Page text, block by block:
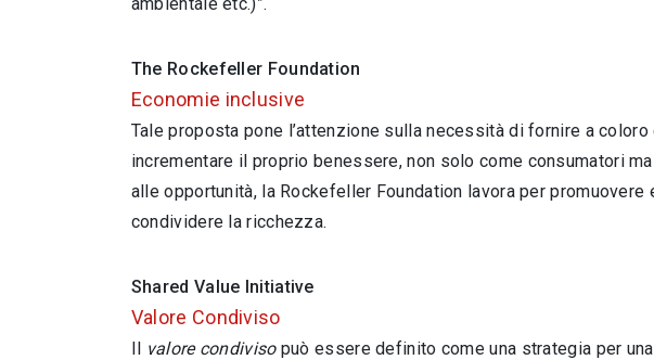
The Rockefeller Foundation
Economie inclusive
Tale proposta pone l’attenzione sulla necessità di fornire a
incrementare il proprio benessere, non solo come consumatori
alle opportunità, la Rockefeller Foundation lavora per
condividere la ricchezza.
Shared Value Initiative
Valore Condiviso
Il valore condivisopuò essere definito come una strategia per